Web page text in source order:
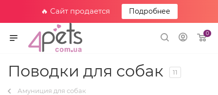
🔥 Сайт продается Подробнее
0
Поводки для собак 11
Амуниция для собак